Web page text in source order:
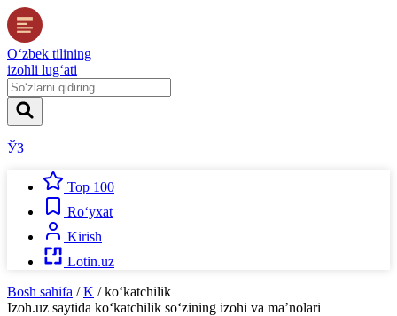
O‘zbek tilining
izohli lug‘ati
ЎЗ
Top 100
Ro‘yxat
Kirish
Lotin.uz
Bosh sahifa / K / ko‘katchilik
Izoh.uz saytida ko‘katchilik so‘zining izohi va ma’nolari